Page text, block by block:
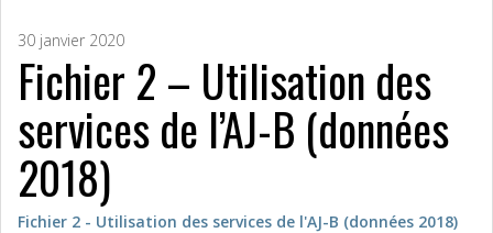
30 janvier 2020
Fichier 2 – Utilisation des
services de l’AJ-B (données
2018)
Fichier 2 - Utilisation des services de l'AJ-B (données 2018)